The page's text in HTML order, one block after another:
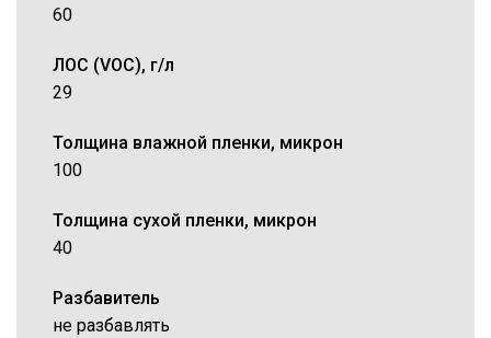
60
ЛОС (VOC), г/л
29
Толщина влажной пленки, микрон
100
Толщина сухой пленки, микрон
40
Разбавитель
не разбавлять